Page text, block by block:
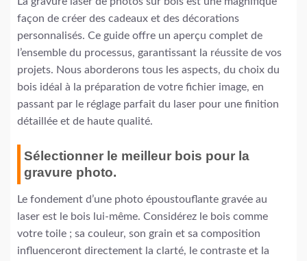
façon de créer des cadeaux et des décorations
personnalisés. Ce guide offre un aperçu complet de
l’ensemble du processus, garantissant la réussite de vos
projets. Nous aborderons tous les aspects, du choix du
bois idéal à la préparation de votre fichier image, en
passant par le réglage parfait du laser pour une finition
détaillée et de haute qualité.
Sélectionner le meilleur bois pour la
gravure photo.
Le fondement d’une photo époustouflante gravée au
laser est le bois lui-même. Considérez le bois comme
votre toile ; sa couleur, son grain et sa composition
influenceront directement la clarté, le contraste et la